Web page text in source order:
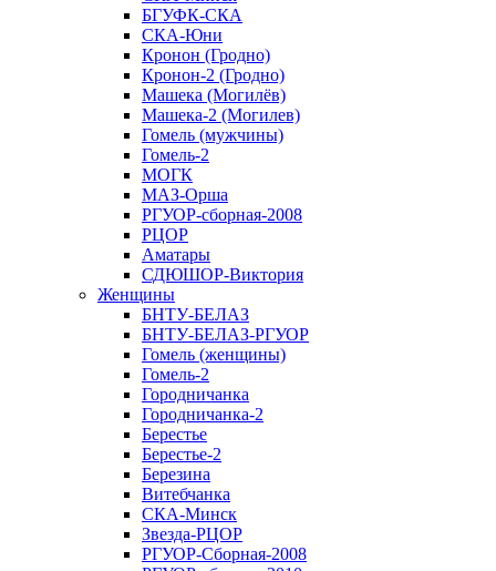
БГУФК-СКА
СКА-Юни
Кронон (Гродно)
Кронон-2 (Гродно)
Машека (Могилёв)
Машека-2 (Могилев)
Гомель (мужчины)
Гомель-2
МОГК
МАЗ-Орша
РГУОР-сборная-2008
РЦОР
Аматары
СДЮШОР-Виктория
Женщины
БНТУ-БЕЛАЗ
БНТУ-БЕЛАЗ-РГУОР
Гомель (женщины)
Гомель-2
Городничанка
Городничанка-2
Берестье
Берестье-2
Березина
Витебчанка
СКА-Минск
Звезда-РЦОР
РГУОР-Сборная-2008